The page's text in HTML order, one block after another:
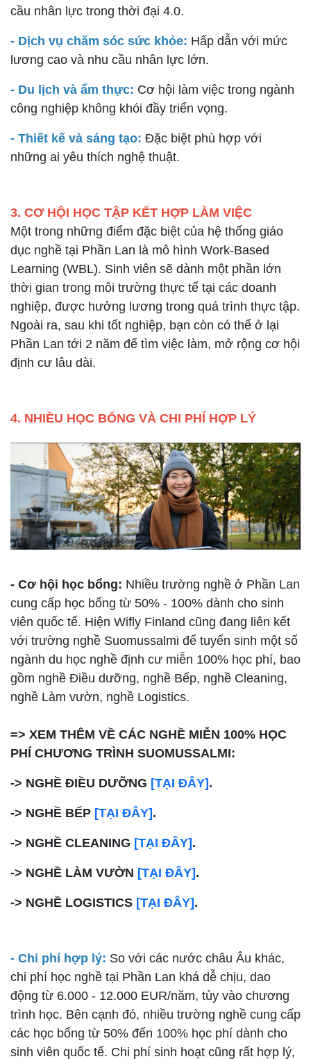
cầu nhân lực trong thời đại 4.0.
- Dịch vụ chăm sóc sức khỏe: Hấp dẫn với mức
lương cao và nhu cầu nhân lực lớn.
- Du lịch và ẩm thực: Cơ hội làm việc trong ngành
công nghiệp không khói đầy triển vọng.
- Thiết kế và sáng tạo: Đặc biệt phù hợp với
những ai yêu thích nghệ thuật.
3. CƠ HỘI HỌC TẬP KẾT HỢP LÀM VIỆC
Một trong những điểm đặc biệt của hệ thống giáo
dục nghề tại Phần Lan là mô hình Work-Based
Learning (WBL). Sinh viên sẽ dành một phần lớn
thời gian trong môi trường thực tế tại các doanh
nghiệp, được hưởng lương trong quá trình thực tập.
Ngoài ra, sau khi tốt nghiệp, bạn còn có thể ở lại
Phần Lan tới 2 năm để tìm việc làm, mở rộng cơ hội
định cư lâu dài.
4. NHIỀU HỌC BỔNG VÀ CHI PHÍ HỢP LÝ
- Cơ hội học bổng: Nhiều trường nghề ở Phần Lan
cung cấp học bổng từ 50% - 100% dành cho sinh
viên quốc tế. Hiện Wifly Finland cũng đang liên kết
với trường nghề Suomussalmi để tuyển sinh một số
ngành du học nghề định cư miễn 100% học phí, bao
gồm nghề Điều dưỡng, nghề Bếp, nghề Cleaning,
nghề Làm vườn, nghề Logistics.
=> XEM THÊM VỀ CÁC NGHỀ MIỄN 100% HỌC
PHÍ CHƯƠNG TRÌNH SUOMUSSALMI:
-> NGHỀ ĐIỀU DƯỠNG [TẠI ĐÂY].
-> NGHỀ BẾP [TẠI ĐÂY].
-> NGHỀ CLEANING [TẠI ĐÂY].
-> NGHỀ LÀM VƯỜN [TẠI ĐÂY].
-> NGHỀ LOGISTICS [TẠI ĐÂY].
- Chi phí hợp lý: So với các nước châu Âu khác,
chi phí học nghề tại Phần Lan khá dễ chịu, dao
động từ 6.000 - 12.000 EUR/năm, tùy vào chương
trình học. Bên cạnh đó, nhiều trường nghề cung cấp
các học bổng từ 50% đến 100% học phí dành cho
sinh viên quốc tế. Chi phí sinh hoạt cũng rất hợp lý,